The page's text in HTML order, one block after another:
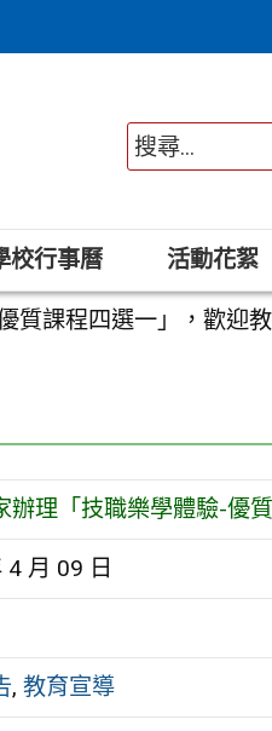
校行事曆 活動花絮
質課程四選一」，歡迎
辦理「技職樂學體驗-優
月 09 日
, 教育宣導